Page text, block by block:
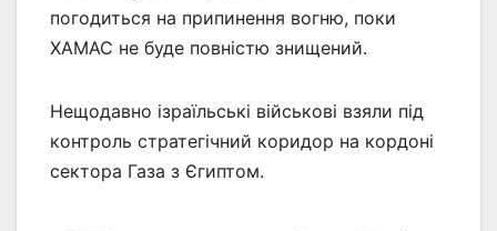
погодиться на припинення вогню, поки
ХАМАС не буде повністю знищений.
Нещодавно ізраїльські військові взяли під
контроль стратегічний коридор на кордоні
сектора Газа з Єгиптом.